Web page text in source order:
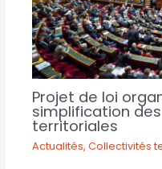
Projet de loi
simplification
territoriales
Actualités,Collectivités